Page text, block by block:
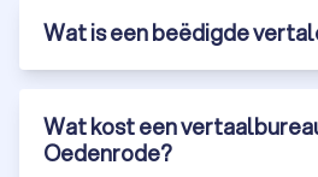
taalcombinatie.
Beoordelingen en referenties:
en vraag naar referenties.
ISO-certificeringen garandeert
kwaliteitsstandaarden.
Wat is een beëdigde
Wat kost een
Oedenrode?